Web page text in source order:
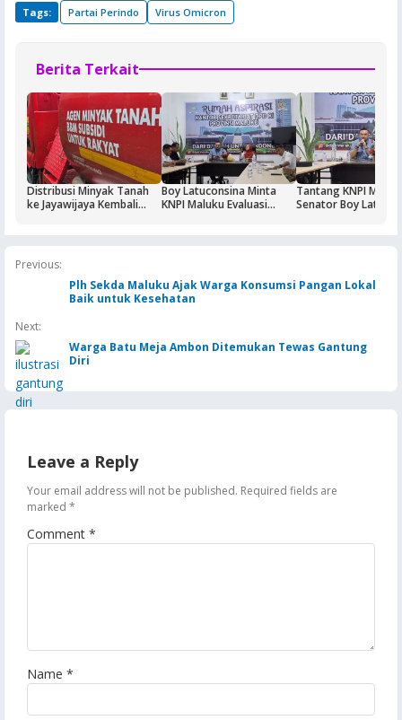
Tags: Partai Perindo Virus Omicron
Berita Terkait
Distribusi Minyak Tanah
ke Jayawijaya Kembali
Boy Latuconsina Minta
KNPI Maluku Evaluasi
Tantang KNPI
Senator Boy
Previous:
Plh Sekda Maluku Ajak Warga Konsumsi Pangan Lokal
Baik untuk Kesehatan
Next:
Warga Batu Meja Ambon Ditemukan Tewas Gantung
Diri
Leave a Reply
Your email address will not be published. Required fields are
marked *
Comment *
Name *